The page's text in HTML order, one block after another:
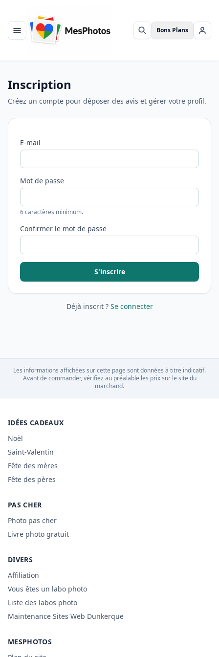
Menu Rechercher
Bons Plans Se
Inscription
Créez un compte pour déposer des avis et gérer votre profil.
E-mail
Mot de passe
6 caractères minimum.
Confirmer le mot de passe
S'inscrire
Déjà inscrit ? Se connecter
Les informations affichées sur cette page sont données à titre indicatif.
Avant de commander, vérifiez au préalable les prix sur le site du
marchand.
IDÉES CADEAUX
Noël
Saint-Valentin
Fête des mères
Fête des pères
PAS CHER
Photo pas cher
Livre photo gratuit
DIVERS
Affiliation
Vous êtes un labo photo
Liste des labos photo
Maintenance Sites Web Dunkerque
MESPHOTOS